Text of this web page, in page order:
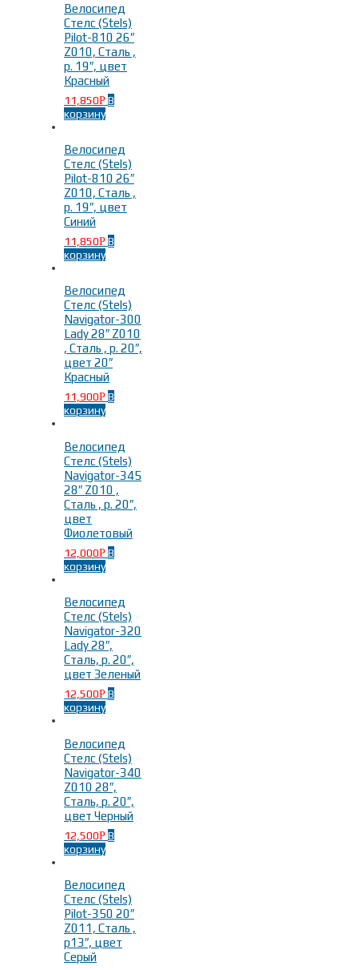
Велосипед
Стелс (Stels)
Pilot-810 26″
Z010, Сталь ,
р. 19″, цвет
Красный
11,850Р В
корзину
Велосипед
Стелс (Stels)
Pilot-810 26″
Z010, Сталь ,
р. 19″, цвет
Синий
11,850Р В
корзину
Велосипед
Стелс (Stels)
Navigator-300
Lady 28″ Z010
, Сталь , р. 20″,
цвет 20″
Красный
11,900Р В
корзину
Велосипед
Стелс (Stels)
Navigator-345
28″ Z010 ,
Сталь , р. 20″,
цвет
Фиолетовый
12,000Р В
корзину
Велосипед
Стелс (Stels)
Navigator-320
Lady 28″,
Сталь, р. 20″,
цвет Зеленый
12,500Р В
корзину
Велосипед
Стелс (Stels)
Navigator-340
Z010 28″,
Сталь, р. 20″,
цвет Черный
12,500Р В
корзину
Велосипед
Стелс (Stels)
Pilot-350 20″
Z011, Сталь ,
р13″, цвет
Серый